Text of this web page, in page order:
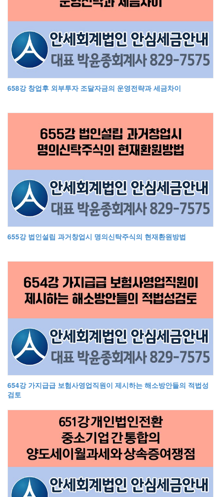
658강 창업후 외부투자 조달자금의 운영전략과 세금차이
655강 법인설립 과거창업시 명의신탁주식의 현재환원방법
654강 가지급급 보험사영업직원이 제시하는 해소방안들의 적법성
검토